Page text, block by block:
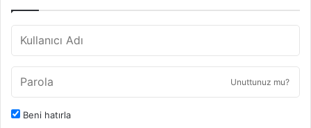
Unuttunuz mu?
Beni hatırla